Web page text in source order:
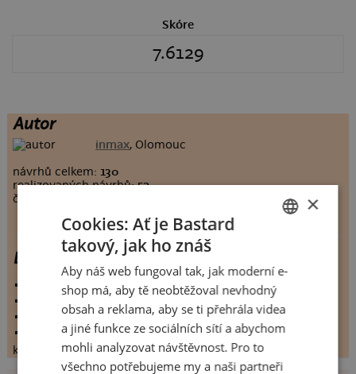
Skóre
7.6129
Autor
inmax, Olomouc
návrhů celkem: 130
realizovaných návrhů:52
člen Bastard.cz:
Derby pražských eS
vystaveno:
12.10.2011
hodnoceno:
93 krát
komentářů: 7.6129
koupilo by: 18 lidí
konečné hodnocení:7.6129
SLOVAK
×
Cookies: Ať je Bastard
takový, jak ho znáš
Aby náš web fungoval tak, jak moderní e-
shop má, aby tě neobtěžoval nevhodný
obsah a reklama, aby se ti přehrála videa
a jiné funkce ze sociálních sítí a abychom
mohli analyzovat návštěvnost. Pro to
všechno potřebujeme my a naši partneři